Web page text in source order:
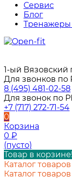
Сервис
Блог
Тренажеры
1-ый Вязовский
Для звонков по
8 (495) 481-02-58
Для звонок по
+7 (717) 272-71-54
0
Корзина
0 ₽
(пусто)
Товар в корзине!
Каталог товаров
Каталог товаров